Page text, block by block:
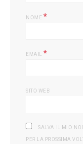
NOME *
EMAIL *
SITO WEB
SALVA IL MIO
PER LA PROSSIMA